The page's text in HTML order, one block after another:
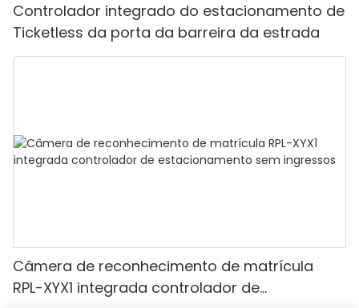
Controlador integrado do estacionamento de
Ticketless da porta da barreira da estrada
Câmera de reconhecimento de matrícula
RPL-XYX1 integrada controlador de